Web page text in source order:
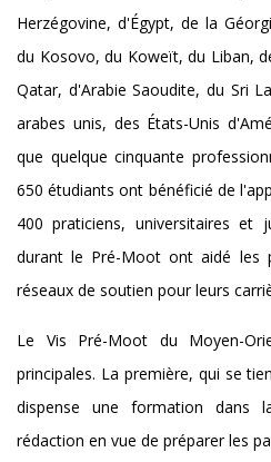
Herzégovine, d'Égypt, de la
du Kosovo, du Koweït, du Liban,
Qatar, d'Arabie Saoudite, du Sri
arabes unis, des États-Unis
que quelque cinquante
650 étudiants ont bénéficié de
400 praticiens, universitaires et
durant le Pré-Moot ont aidé les
réseaux de soutien pour leurs
Le Vis Pré-Moot du Moyen-
principales. La première, qui se
dispense une formation dans
rédaction en vue de préparer les